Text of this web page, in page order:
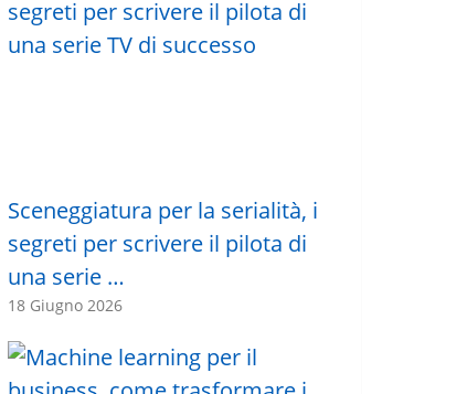
Sceneggiatura per la serialità, i
segreti per scrivere il pilota di
una serie …
18 Giugno 2026